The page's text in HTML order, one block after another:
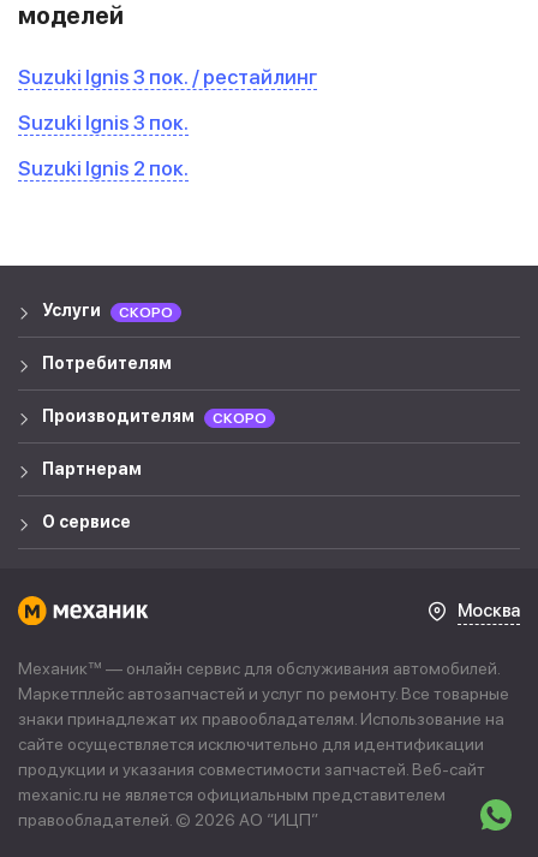
моделей
Suzuki Ignis 3 пок. / рестайлинг
Suzuki Ignis 3 пок.
Suzuki Ignis 2 пок.
Услуги СКОРО
Потребителям
Производителям СКОРО
Партнерам
О сервисе
Москва
Механик™ — онлайн сервис для обслуживания автомобилей.
Маркетплейс автозапчастей и услуг по ремонту. Все товарные
знаки принадлежат их правообладателям. Использование на
сайте осуществляется исключительно для идентификации
продукции и указания совместимости запчастей. Веб-сайт
mexanic.ru не является официальным представителем
правообладателей. © 2026 АО “ИЦП”